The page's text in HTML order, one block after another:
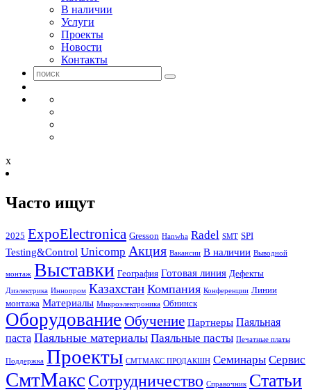
В наличии
Услуги
Проекты
Новости
Контакты
x
Часто ищут
2025 ExpoElectronica Gresson Hanwha Radel SMT SPI
Testing&Control Unicomp Акция Вакансии В наличии Выводной
монтаж Выставки География Готовая линия Дефекты
Диэлектрика Иннопром Казахстан Компания Конференции Линии
монтажа Материалы Микроэлектроника Обнинск
Оборудование Обучение Партнеры Паяльная
паста Паяльные материалы Паяльные пасты Печатные платы
Поддержка Проекты СМТМАКС ПРОДАКШН Семинары Сервис
СмтМакс Сотрудничество Справочник Статьи